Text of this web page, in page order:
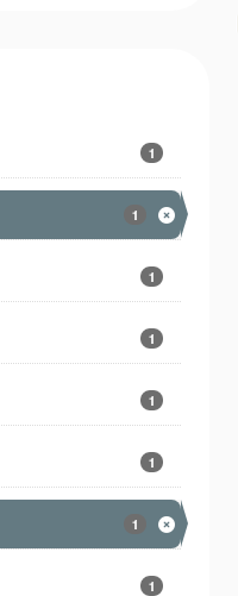
1
1
1
1
1
1
1
1